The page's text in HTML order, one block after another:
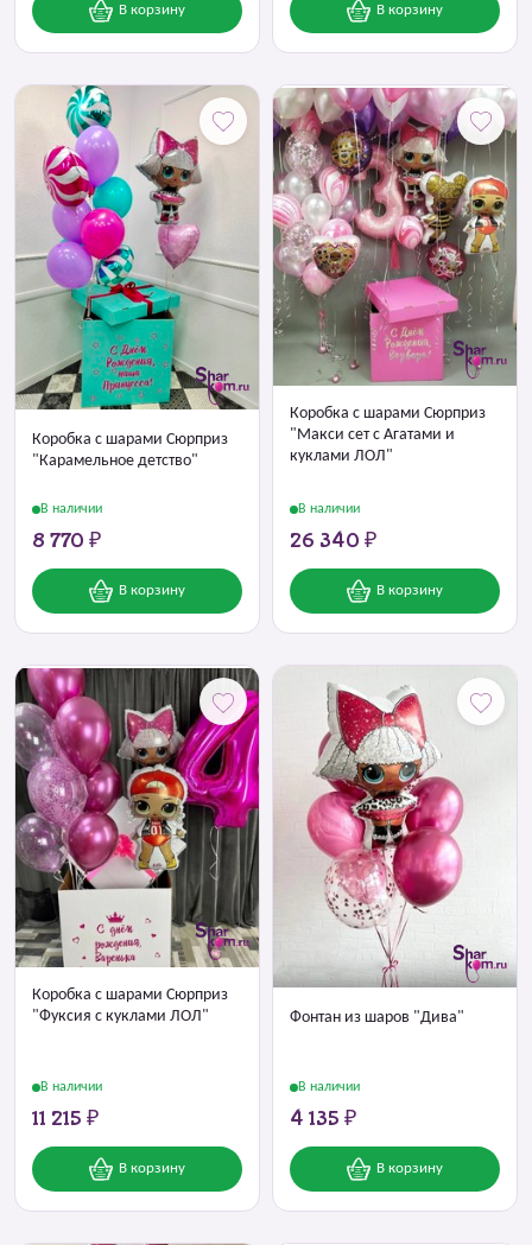
В корзину В корзину
Коробка с шарами Сюрприз
"Карамельное детство"
В наличии
8 770 ₽
В корзину
Коробка с шарами Сюрприз
"Макси сет с Агатами и
куклами ЛОЛ"
В наличии
26 340 ₽
В корзину
Коробка с шарами Сюрприз
"Фуксия с куклами ЛОЛ"
В наличии
11 215 ₽
В корзину
Фонтан из шаров "Дива"
В наличии
4 135 ₽
В корзину